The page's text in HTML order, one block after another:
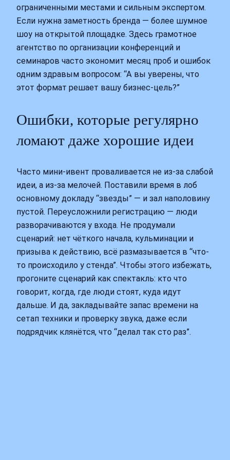
ограниченными местами и сильным экспертом.
Если нужна заметность бренда — более шумное
шоу на открытой площадке. Здесь грамотное
агентство по организации конференций и
семинаров часто экономит месяц проб и ошибок
одним здравым вопросом: “А вы уверены, что
этот формат решает вашу бизнес-цель?”
Ошибки, которые регулярно
ломают даже хорошие идеи
Часто мини-ивент проваливается не из-за слабой
идеи, а из-за мелочей. Поставили время в лоб
основному докладу “звезды” — и зал наполовину
пустой. Переусложнили регистрацию — люди
разворачиваются у входа. Не продумали
сценарий: нет чёткого начала, кульминации и
призыва к действию, всё размазывается в “что-
то происходило у стенда”. Чтобы этого избежать,
прогоните сценарий как спектакль: кто что
говорит, когда, где люди стоят, куда идут
дальше. И да, закладывайте запас времени на
сетап техники и проверку звука, даже если
подрядчик клянётся, что “делал так сто раз”.